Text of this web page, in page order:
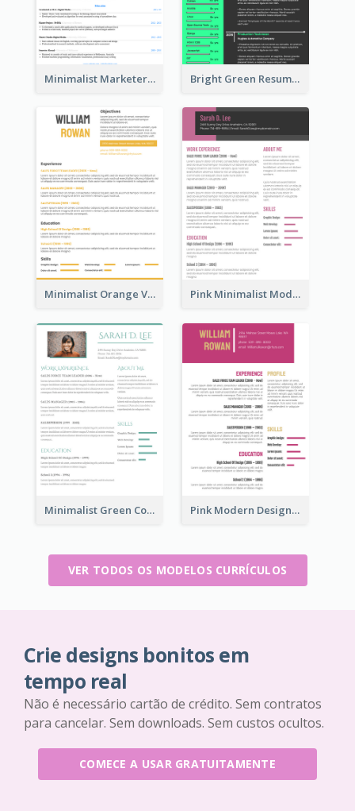
Minimalist Marketer Resume Bright Green Resume
Minimalist Orange Vintage Resume Pink Minimalist Modern Resume
Minimalist Green College Student Resume Pink Modern Design Resume
VER TODOS OS MODELOS CURRÍCULOS
Crie designs bonitos em
tempo real
Não é necessário cartão de crédito. Sem contratos
para cancelar. Sem downloads. Sem custos ocultos.
COMECE A USAR GRATUITAMENTE